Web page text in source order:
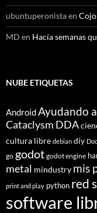
ubuntuperonistaen
MD en Hacía semanas
NUBE ETIQUETAS
AndroidAyudando
Cataclysm DDA
cultura libre debian diy
go godot godot engine
metal mindustry mis
print and play python red
software